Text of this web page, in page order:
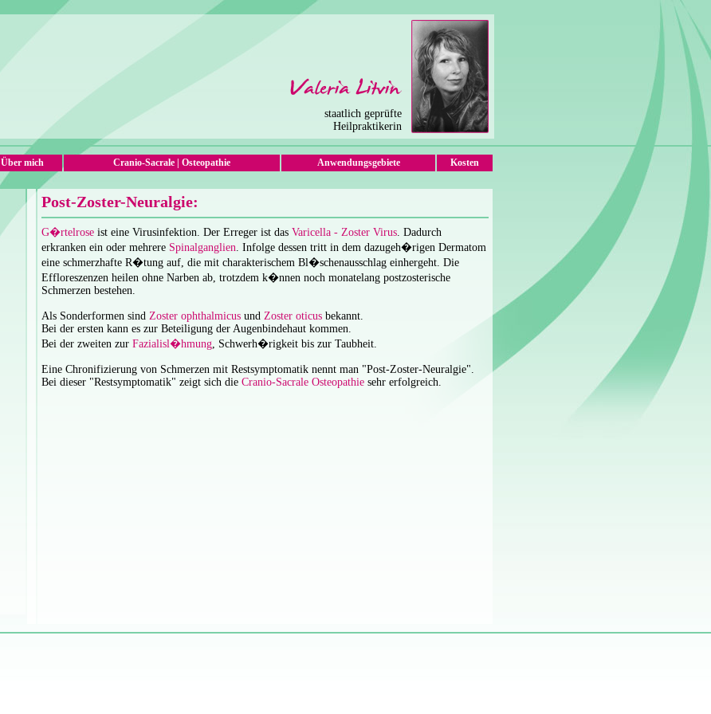
staatlich geprüfte
Heilpraktikerin
Über mich Cranio-Sacrale Osteopathie Anwendungsgebiete Kosten
Post-Zoster-Neuralgie:
G�rtelrose ist eine Virusinfektion. Der Erreger ist das Varicella - Zoster Virus. Dadurch
erkranken ein oder mehrere Spinalganglien. Infolge dessen tritt in dem dazugeh�rigen Dermatom
eine schmerzhafte R�tung auf, die mit charakterischem Bl�schenausschlag einhergeht. Die
Effloreszenzen heilen ohne Narben ab, trotzdem k�nnen noch monatelang postzosterische
Schmerzen bestehen.
Als Sonderformen sind Zoster ophthalmicus und Zoster oticus bekannt.
Bei der ersten kann es zur Beteiligung der Augenbindehaut kommen.
Bei der zweiten zur Fazialisl�hmung, Schwerh�rigkeit bis zur Taubheit.
Eine Chronifizierung von Schmerzen mit Restsymptomatik nennt man "Post-Zoster-Neuralgie".
Bei dieser "Restsymptomatik" zeigt sich die Cranio-Sacrale Osteopathie sehr erfolgreich.